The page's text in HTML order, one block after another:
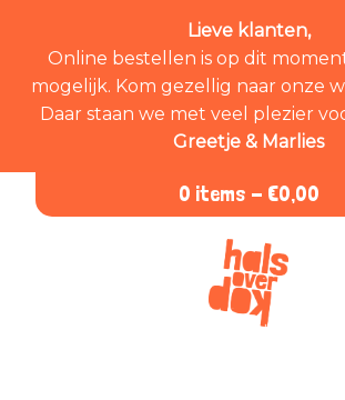
Lieve klanten,
Online bestellen is op dit
mogelijk. Kom gezellig naar onze
Daar staan we met veel plezier
Greetje & Marlies
0 items - €0,00